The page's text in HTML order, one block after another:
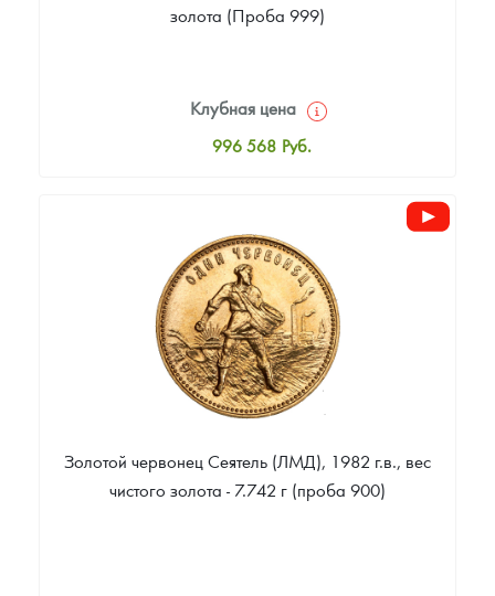
золота (Проба 999)
Клубная цена
996 568 Руб.
Цена выкупа
Звоните
Золотой червонец Сеятель (ЛМД), 1982 г.в., вес
чистого золота - 7.742 г (проба 900)